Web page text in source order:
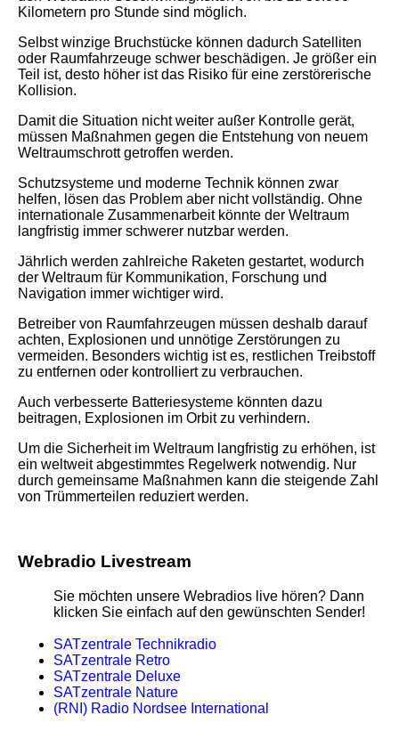
Kilometern pro Stunde sind möglich.
Selbst winzige Bruchstücke können dadurch Satelliten
oder Raumfahrzeuge schwer beschädigen. Je größer ein
Teil ist, desto höher ist das Risiko für eine zerstörerische
Kollision.
Damit die Situation nicht weiter außer Kontrolle gerät,
müssen Maßnahmen gegen die Entstehung von neuem
Weltraumschrott getroffen werden.
Schutzsysteme und moderne Technik können zwar
helfen, lösen das Problem aber nicht vollständig. Ohne
internationale Zusammenarbeit könnte der Weltraum
langfristig immer schwerer nutzbar werden.
Jährlich werden zahlreiche Raketen gestartet, wodurch
der Weltraum für Kommunikation, Forschung und
Navigation immer wichtiger wird.
Betreiber von Raumfahrzeugen müssen deshalb darauf
achten, Explosionen und unnötige Zerstörungen zu
vermeiden. Besonders wichtig ist es, restlichen Treibstoff
zu entfernen oder kontrolliert zu verbrauchen.
Auch verbesserte Batteriesysteme könnten dazu
beitragen, Explosionen im Orbit zu verhindern.
Um die Sicherheit im Weltraum langfristig zu erhöhen, ist
ein weltweit abgestimmtes Regelwerk notwendig. Nur
durch gemeinsame Maßnahmen kann die steigende Zahl
von Trümmerteilen reduziert werden.
Webradio Livestream
Sie möchten unsere Webradios live hören? Dann
klicken Sie einfach auf den gewünschten Sender!
SATzentrale Technikradio
SATzentrale Retro
SATzentrale Deluxe
SATzentrale Nature
(RNI) Radio Nordsee International